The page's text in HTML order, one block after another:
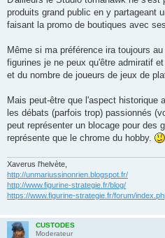
produits grand public en y partageant
faisant la promo de boutiques avec
Même si ma préférence ira toujours
figurines je ne peux qu'être admiratif
et du nombre de joueurs de jeux de
Mais peut-être que l'aspect historique
les débats (parfois trop) passionnés
peut représenter un blocage pour des
représente que le chrome du hobby.
Xaverus l'helvète,
http://unmariussinonrien.blogspot.fr/
http://www.figurine-strategie.fr/blog/
https://www.figurine-strategie.fr/forum/
CUSTODES
Moderateur